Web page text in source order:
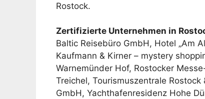
Rostock.
Zertifizierte Unternehmen in
Baltic Reisebüro GmbH, Hotel „Am
Kaufmann & Kirner – mystery
Warnemünder Hof, Rostocker
Treichel, Tourismuszentrale
GmbH, Yachthafenresidenz Hohe